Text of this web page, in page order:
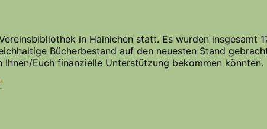
in Hainichen statt. Es wurden insgesamt
Bücherbestand auf den neuesten Stand
Euch finanzielle Unterstützung bekommen könnten.